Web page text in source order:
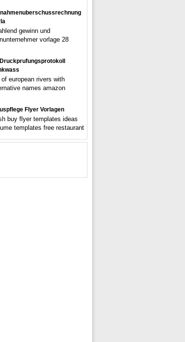
gewinn und
vorlage 28
of european rivers with
names amazon
Flyer Vorlagen
buy flyer templates ideas
templates free restaurant